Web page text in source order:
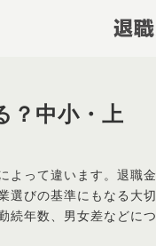
？中小・上
よって違います。退職金
選びの基準にもなる大切
続年数、男女差などにつ